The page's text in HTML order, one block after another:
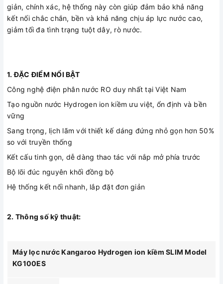
giản, chính xác, hệ thống này còn giúp đảm bảo khả năng
kết nối chắc chắn, bền và khả năng chịu áp lực nước cao,
giảm tối đa tình trạng tuột dây, rò nước.
1. ĐẶC ĐIỂM NỔI BẬT
Công nghệ điện phân nước RO duy nhất tại Việt Nam
Tạo nguồn nước Hydrogen ion kiềm ưu việt, ổn định và bền
vững
Sang trọng, lịch lãm với thiết kế dáng đứng nhỏ gọn hơn 50%
so với truyền thống
Kết cấu tinh gọn, dễ dàng thao tác với nắp mở phía trước
Bộ lõi đúc nguyên khối đồng bộ
Hệ thống kết nối nhanh, lắp đặt đơn giản
2. Thông số kỹ thuật:
Máy lọc nước Kangaroo Hydrogen ion kiềm SLIM Model
KG100ES